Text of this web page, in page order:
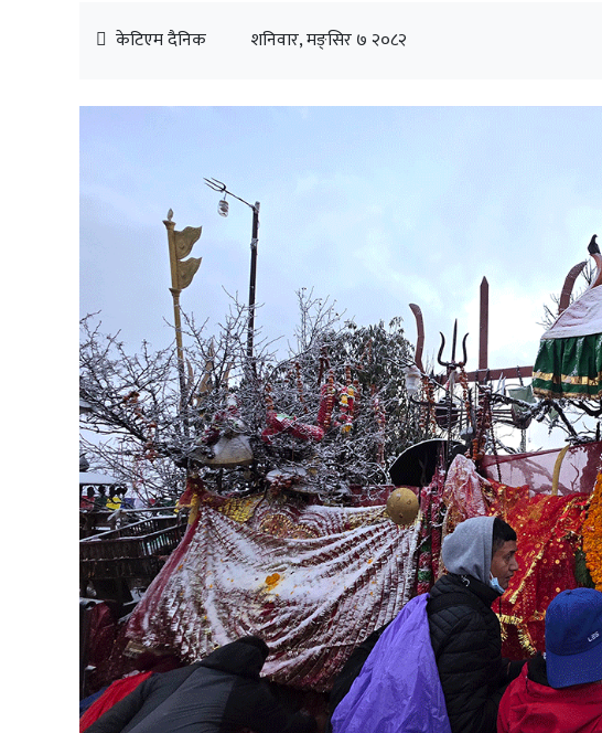
केटिएम दैनिक शनिवार, मङ्सिर ७ २०८२